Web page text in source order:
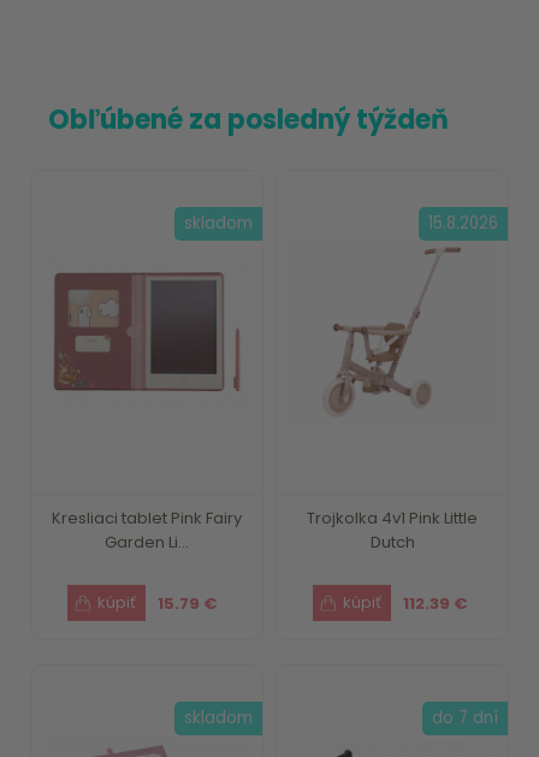
Obľúbené za posledný týždeň
Kresliaci tablet Pink Fairy
Garden Li...
15.79 €
skladom
Trojkolka 4v1 Pink Little
Dutch
112.39 €
15.8.2026
skladom do 7 dní